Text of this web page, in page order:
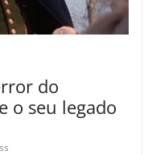
do
o seu legado